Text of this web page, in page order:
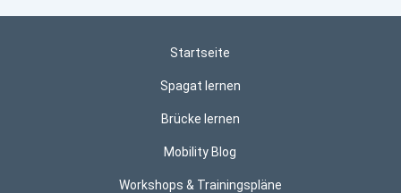
Startseite
Spagat lernen
Brücke lernen
Mobility Blog
Workshops & Trainingspläne